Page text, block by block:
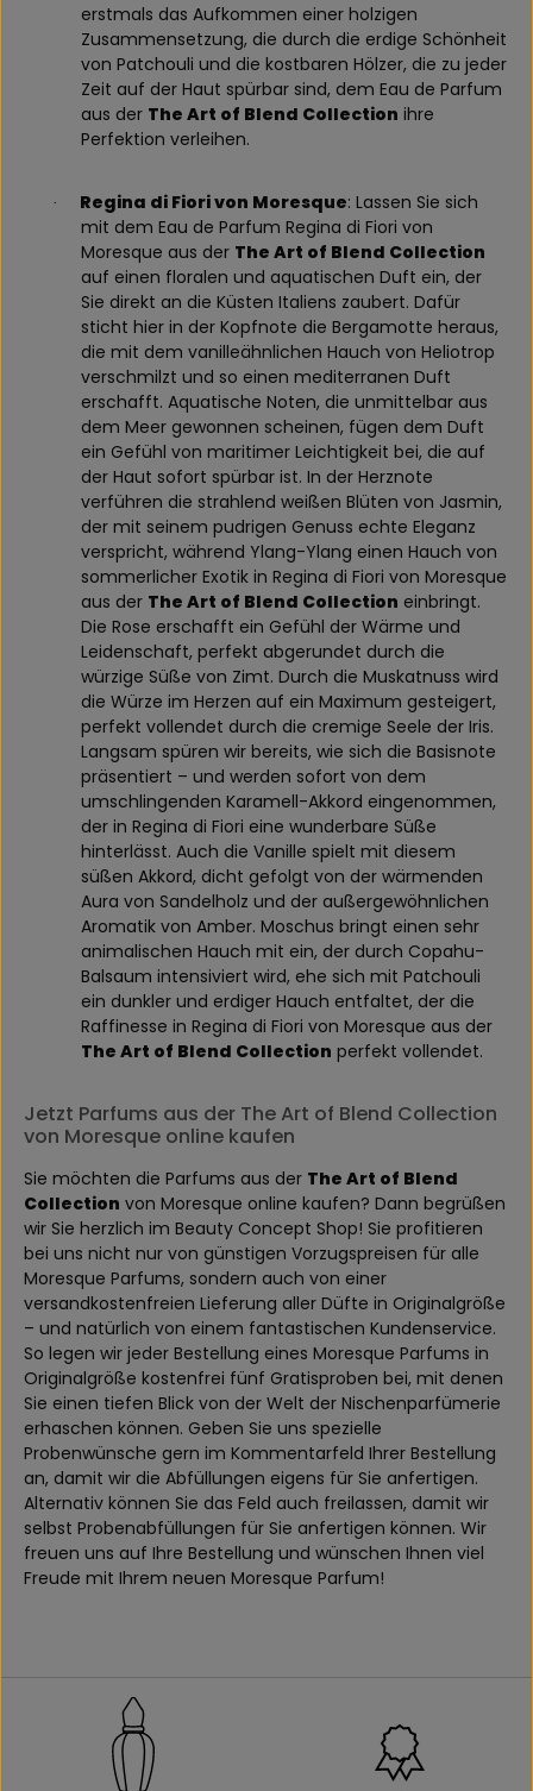
erstmals das Aufkommen einer holzigen
Zusammensetzung, die durch die erdige Schönheit
von Patchouli und die kostbaren Hölzer, die zu jeder
Zeit auf der Haut spürbar sind, dem Eau de Parfum
aus der The Art of Blend Collection ihre
Perfektion verleihen.
· Regina di Fiori von Moresque: Lassen Sie sich
mit dem Eau de Parfum Regina di Fiori von
Moresque aus der The Art of Blend Collection
auf einen floralen und aquatischen Duft ein, der
Sie direkt an die Küsten Italiens zaubert. Dafür
sticht hier in der Kopfnote die Bergamotte heraus,
die mit dem vanilleähnlichen Hauch von Heliotrop
verschmilzt und so einen mediterranen Duft
erschafft. Aquatische Noten, die unmittelbar aus
dem Meer gewonnen scheinen, fügen dem Duft
ein Gefühl von maritimer Leichtigkeit bei, die auf
der Haut sofort spürbar ist. In der Herznote
verführen die strahlend weißen Blüten von Jasmin,
der mit seinem pudrigen Genuss echte Eleganz
verspricht, während Ylang-Ylang einen Hauch von
sommerlicher Exotik in Regina di Fiori von Moresque
aus der The Art of Blend Collection einbringt.
Die Rose erschafft ein Gefühl der Wärme und
Leidenschaft, perfekt abgerundet durch die
würzige Süße von Zimt. Durch die Muskatnuss wird
die Würze im Herzen auf ein Maximum gesteigert,
perfekt vollendet durch die cremige Seele der Iris.
Langsam spüren wir bereits, wie sich die Basisnote
präsentiert – und werden sofort von dem
umschlingenden Karamell-Akkord eingenommen,
der in Regina di Fiori eine wunderbare Süße
hinterlässt. Auch die Vanille spielt mit diesem
süßen Akkord, dicht gefolgt von der wärmenden
Aura von Sandelholz und der außergewöhnlichen
Aromatik von Amber. Moschus bringt einen sehr
animalischen Hauch mit ein, der durch Copahu-
Balsaum intensiviert wird, ehe sich mit Patchouli
ein dunkler und erdiger Hauch entfaltet, der die
Raffinesse in Regina di Fiori von Moresque aus der
The Art of Blend Collection perfekt vollendet.
Jetzt Parfums aus der The Art of Blend Collection
von Moresque online kaufen
Sie möchten die Parfums aus der The Art of Blend
Collection von Moresque online kaufen? Dann begrüßen
wir Sie herzlich im Beauty Concept Shop! Sie profitieren
bei uns nicht nur von günstigen Vorzugspreisen für alle
Moresque Parfums, sondern auch von einer
versandkostenfreien Lieferung aller Düfte in Originalgröße
– und natürlich von einem fantastischen Kundenservice.
So legen wir jeder Bestellung eines Moresque Parfums in
Originalgröße kostenfrei fünf Gratisproben bei, mit denen
Sie einen tiefen Blick von der Welt der Nischenparfümerie
erhaschen können. Geben Sie uns spezielle
Probenwünsche gern im Kommentarfeld Ihrer Bestellung
an, damit wir die Abfüllungen eigens für Sie anfertigen.
Alternativ können Sie das Feld auch freilassen, damit wir
selbst Probenabfüllungen für Sie anfertigen können. Wir
freuen uns auf Ihre Bestellung und wünschen Ihnen viel
Freude mit Ihrem neuen Moresque Parfum!